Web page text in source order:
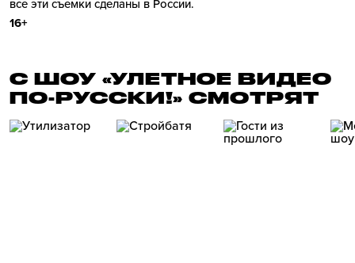
все эти съемки сделаны в России.
16+
С ШОУ «УЛЕТНОЕ ВИДЕО
ПО-РУССКИ!» СМОТРЯТ